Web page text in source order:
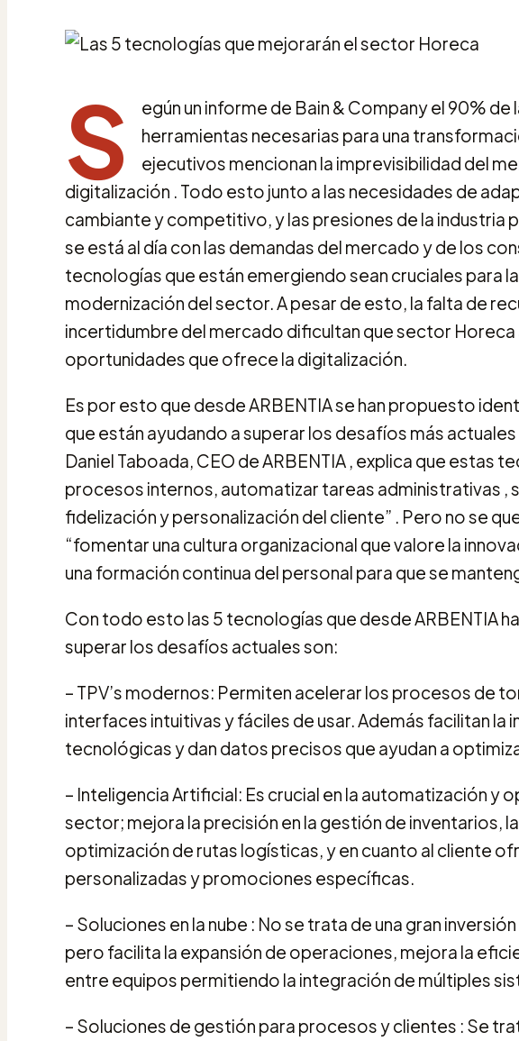
S
egún un informe de Bain & Company el 90%
herramientas necesarias para una
ejecutivos mencionan la imprevisibilidad del
digitalización . Todo esto junto a las necesidades de
cambiante y competitivo, y las presiones de la industria
se está al día con las demandas del mercado y de los
tecnologías que están emergiendo sean cruciales para
modernización del sector. A pesar de esto, la falta de
incertidumbre del mercado dificultan que sector
oportunidades que ofrece la digitalización.
Es por esto que desde ARBENTIA se han propuesto
que están ayudando a superar los desafíos más
Daniel Taboada, CEO de ARBENTIA , explica que estas
procesos internos, automatizar tareas administrativas ,
fidelización y personalización del cliente” . Pero no se
“fomentar una cultura organizacional que valore la
una formación continua del personal para que se
Con todo esto las 5 tecnologías que desde ARBENTIA
superar los desafíos actuales son:
– TPV’s modernos: Permiten acelerar los procesos de
interfaces intuitivas y fáciles de usar. Además facilitan
tecnológicas y dan datos precisos que ayudan a
– Inteligencia Artificial: Es crucial en la automatización
sector; mejora la precisión en la gestión de inventarios,
optimización de rutas logísticas, y en cuanto al cliente
personalizadas y promociones específicas.
– Soluciones en la nube : No se trata de una gran
pero facilita la expansión de operaciones, mejora la
entre equipos permitiendo la integración de múltiples
– Soluciones de gestión para procesos y clientes : Se